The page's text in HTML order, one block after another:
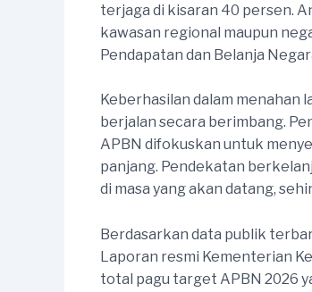
terjaga di kisaran 40 persen.
kawasan regional maupun
Pendapatan dan Belanja
Keberhasilan dalam
berjalan secara berimbang.
APBN difokuskan untuk
panjang. Pendekatan
di masa yang akan datang,
Berdasarkan data publik
Laporan resmi Kementerian
total pagu target APBN 2026